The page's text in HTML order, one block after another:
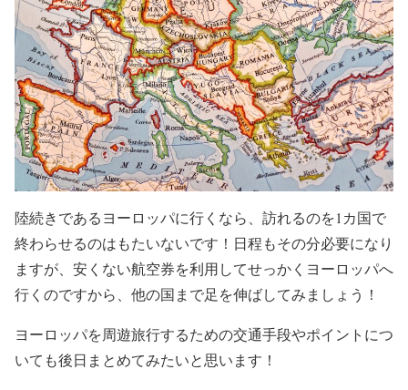
陸続きであるヨーロッパに行くなら、訪れるのを1カ国で
終わらせるのはもたいないです！日程もその分必要になり
ますが、安くない航空券を利用してせっかくヨーロッパへ
行くのですから、他の国まで足を伸ばしてみましょう！
ヨーロッパを周遊旅行するための交通手段やポイントにつ
いても後日まとめてみたいと思います！